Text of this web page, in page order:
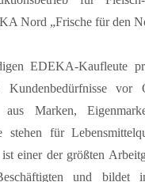
Nord „Frische für den
EDEKA-Kaufleute
vor
aus Marken,
stehen für
einer der größten
und bildet